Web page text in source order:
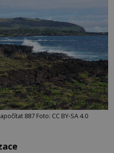
887 Foto: CC BY-SA 4.0